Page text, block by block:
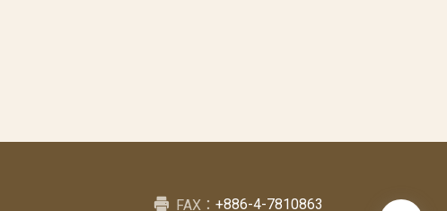
FAX：+886-4-7810863